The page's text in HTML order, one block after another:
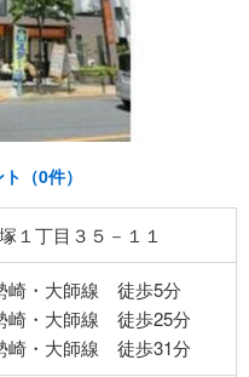
（0件）
１丁目３５－１１
崎・大師線 徒歩5分
崎・大師線 徒歩25分
崎・大師線 徒歩31分